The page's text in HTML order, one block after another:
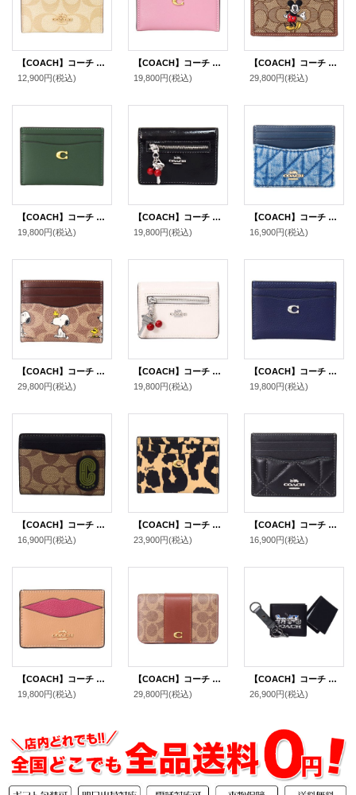
【COACH】コーチ カードケース コーティングキャンバス レザー シグネチャー ロゴ スリム ID パスケース 定期入れ 名刺入れ ライトカーキ×ライトサドル（日本未発売）
12,900円(税込)
【COACH】コーチ カードケース レザー エッセンシャル C ロゴ カードケース スリム パスケース 定期入れ 名刺入れ トゥルーピンク（日本未発売）
19,800円(税込)
【COACH】コーチ ディズニー ミッキー コラボ ジャガード レザー シグネチャー スリム ID パスケース カードケース 定期入れ 名刺入れ カーキマルチ（日本未発売）
29,800円(税込)
【COACH】コーチ カードケース レザー エッセンシャル C ロゴ カードケース スリム パスケース 定期入れ 名刺入れ ハンターグリーン（日本未発売）
19,800円(税込)
【COACH】コーチ カードケース さくらんぼ グレイズドレザー 鍵 チャーム付き スリム カードケース 二つ折り コインケース パスケース 定期入れ 名刺入れ ブラック（日本未発売）
19,800円(税込)
【COACH】コーチ カードケース デニム レザー キルティング ロゴ スリム ID パスケース カードケース 定期入れ 名刺入れ インディゴ（日本未発売）
16,900円(税込)
【COACH】コーチ スヌーピー カードケース ピーナッツ コラボ コーティングキャンバス レザー シグネチャー プリント スリム ID パスケース 定期入れ 名刺入れ タンマルチ（日本未発売）
29,800円(税込)
【COACH】コーチ カードケース さくらんぼ グレイズドレザー 鍵 チャーム付き スリム カードケース 二つ折り コインケース パスケース 定期入れ 名刺入れ チャーク（日本未発売）
19,800円(税込)
【COACH】コーチ カードケース ぺブルレザー C ロゴ カードケース スリム パスケース 定期入れ 名刺入れ ダークネイビー（日本未発売）
19,800円(税込)
【COACH】コーチ コーティングキャンバス レザー シグネチャー マグネティック カードケース カードホルダー 二つ折り ID パスケース マネークリップ 定期入れ カーキ×オリーブグリーン（日本未発売）
16,900円(税込)
【COACH】コーチ カードケース レオパード ヒョウ柄 レザー アニマル プリント C ロゴ スリム カードケース 定期入れ 名刺入れ BOX付き レオパードマルチ（日本未発売）
23,900円(税込)
【COACH】コーチ レザー ダイヤモンド キルティング ロゴ スリム ID パスケース カードケース 定期入れ 名刺入れ ブラック×バッドランズ（日本未発売）
16,900円(税込)
【COACH】コーチ カードケース ペブルレザー リップ カラーブロック ロゴ スリム カード入れ 定期入れ 名刺入れ ラテマルチ（日本未発売）
19,800円(税込)
【COACH】コーチ カードケース コーティングキャンバス レザー シグネチャー エッセンシャル スリム カードケース 二つ折り コインケース パスケース 定期入れ 名刺入れ タンキャラメル（日本未発売）
29,800円(税込)
【COACH】コーチ メンズ レザー ホースアンドキャリッジ ギフト BOX 二つ折り財布 定期入れ キーホルダー 3点セット ブラック×ガンメタル（日本未発売）
26,900円(税込)